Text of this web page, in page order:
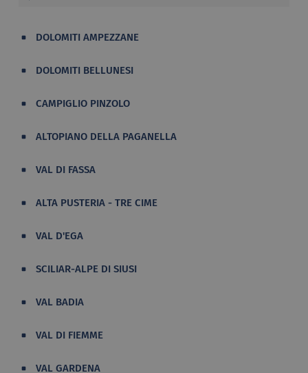
DOLOMITI AMPEZZANE
DOLOMITI BELLUNESI
CAMPIGLIO PINZOLO
ALTOPIANO DELLA PAGANELLA
VAL DI FASSA
ALTA PUSTERIA - TRE CIME
VAL D'EGA
SCILIAR-ALPE DI SIUSI
VAL BADIA
VAL DI FIEMME
VAL GARDENA